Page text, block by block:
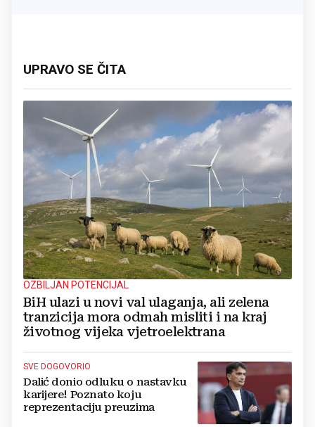
UPRAVO SE ČITA
OZBILJAN POTENCIJAL
BiH ulazi u novi val ulaganja, ali zelena
tranzicija mora odmah misliti i na kraj
životnog vijeka vjetroelektrana
SVE DOGOVORIO
Dalić donio odluku o nastavku
karijere! Poznato koju
reprezentaciju preuzima